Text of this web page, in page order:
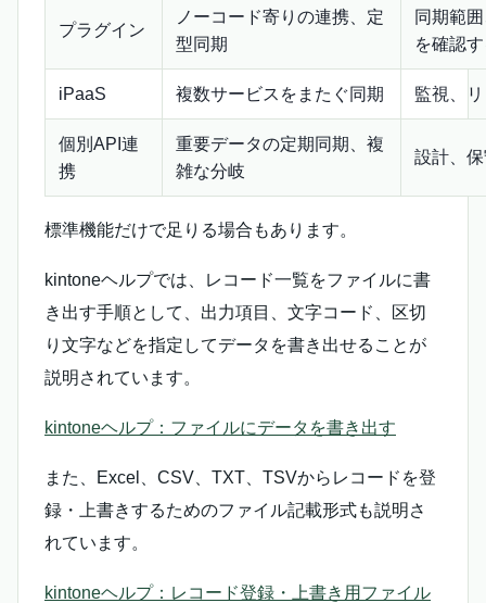
プラグイン
ノーコード寄りの連携、定
型同期
同期範
を確認
iPaaS 複数サービスをまたぐ同期 監視、
個別API連
携
重要データの定期同期、複
雑な分岐
設計、
標準機能だけで足りる場合もあります。
kintoneヘルプでは、レコード一覧をファイルに書
き出す手順として、出力項目、文字コード、区切
り文字などを指定してデータを書き出せることが
説明されています。
kintoneヘルプ：ファイルにデータを書き出す
また、Excel、CSV、TXT、TSVからレコードを登
録・上書きするためのファイル記載形式も説明さ
れています。
kintoneヘルプ：レコード登録・上書き用ファイル